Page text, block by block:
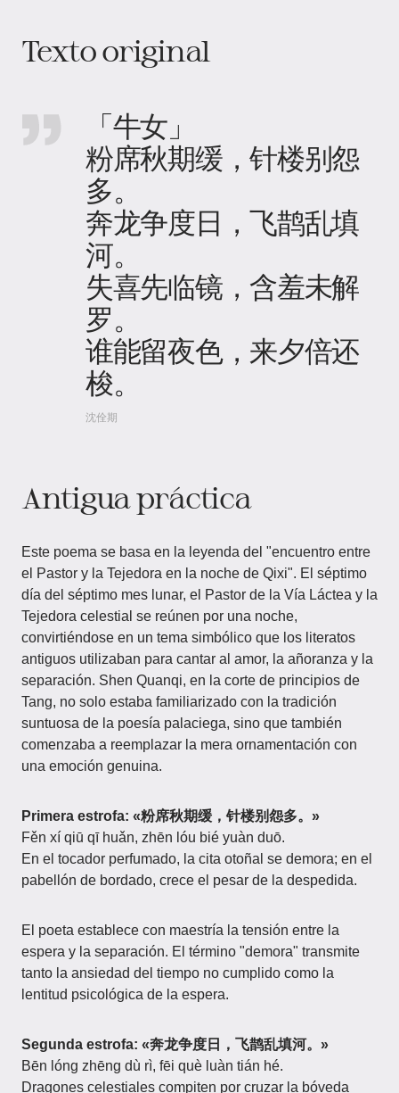
Texto original
「牛女」
粉席秋期缓，针楼别怨
多。
奔龙争度日，飞鹊乱填
河。
失喜先临镜，含羞未解
罗。
谁能留夜色，来夕倍还
梭。
沈佺期
Antigua práctica
Este poema se basa en la leyenda del "encuentro entre
el Pastor y la Tejedora en la noche de Qixi". El séptimo
día del séptimo mes lunar, el Pastor de la Vía Láctea y la
Tejedora celestial se reúnen por una noche,
convirtiéndose en un tema simbólico que los literatos
antiguos utilizaban para cantar al amor, la añoranza y la
separación. Shen Quanqi, en la corte de principios de
Tang, no solo estaba familiarizado con la tradición
suntuosa de la poesía palaciega, sino que también
comenzaba a reemplazar la mera ornamentación con
una emoción genuina.
Primera estrofa: «粉席秋期缓，针楼别怨多。»
Fěn xí qiū qī huǎn, zhēn lóu bié yuàn duō.
En el tocador perfumado, la cita otoñal se demora; en el
pabellón de bordado, crece el pesar de la despedida.
El poeta establece con maestría la tensión entre la
espera y la separación. El término "demora" transmite
tanto la ansiedad del tiempo no cumplido como la
lentitud psicológica de la espera.
Segunda estrofa: «奔龙争度日，飞鹊乱填河。»
Bēn lóng zhēng dù rì, fēi què luàn tián hé.
Dragones celestiales compiten por cruzar la bóveda